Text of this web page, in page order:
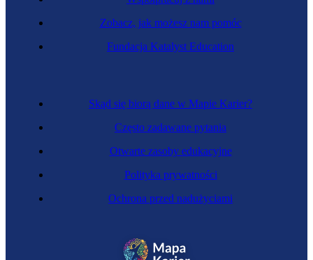
Skąd się biorą dane w Mapie Karier?
Często zadawane pytania
Otwarte zasoby edukacyjne
Polityka prywatności
Ochrona przed nadużyciami
Zobacz, jak możesz nam pomóc
Fundacja Katalyst Education